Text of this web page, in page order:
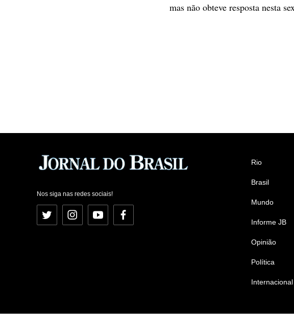
mas não obteve resposta nesta
Nos siga nas redes sociais!
Twitter InstagramYouTubeFacebook
Rio
Brasil
Mundo
Informe JB
Opinião
Política
Internacional